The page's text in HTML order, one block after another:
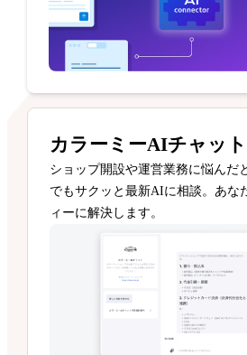
カラーミーAIチャット
ショップ開設や運営業務に悩んだ
でもサクッと最新AIに相談。あな
ィーに解決します。